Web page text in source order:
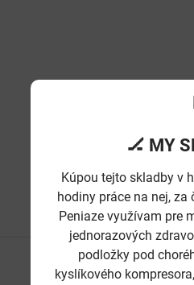
🏒 MY
Kúpou tejto skladby v
hodiny práce na nej,
Peniaze využívam pre
jednorazových
podložky pod
kyslíkového